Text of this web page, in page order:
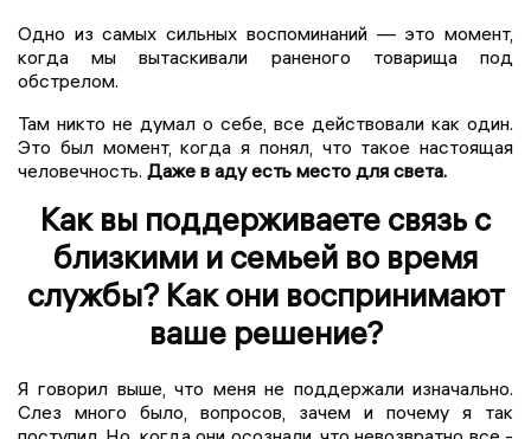
Одно из самых сильных воспоминаний — это момент,
когда мы вытаскивали раненого товарища под
обстрелом.
Там никто не думал о себе, все действовали как один.
Это был момент, когда я понял, что такое настоящая
человечность. Даже в аду есть место для света.
Как вы поддерживаете связь с
близкими и семьей во время
службы? Как они воспринимают
ваше решение?
Я говорил выше, что меня не поддержали изначально.
Слез много было, вопросов, зачем и почему я так